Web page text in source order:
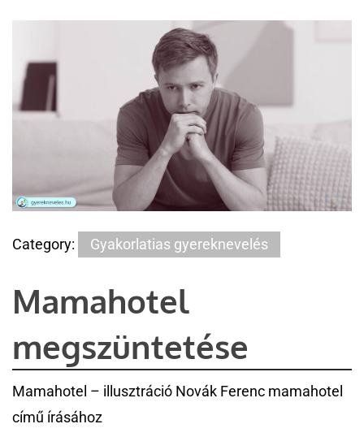
Category: Gyakorlatias gyereknevelés
Mamahotel
megszüntetése
Mamahotel – illusztráció Novák Ferenc mamahotel
című írásához